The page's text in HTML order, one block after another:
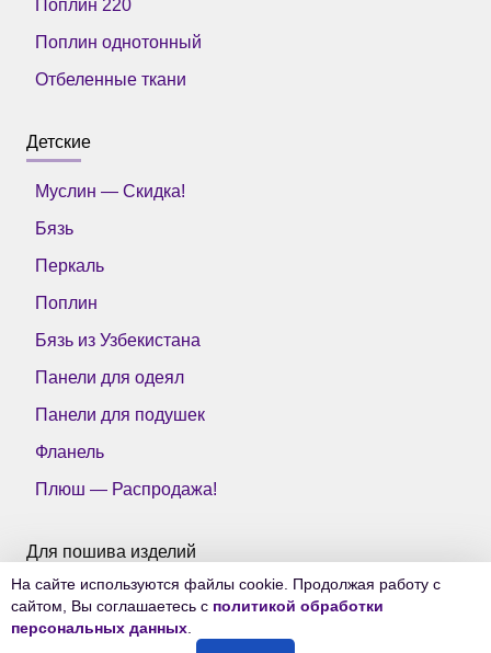
Поплин 220
Поплин однотонный
Отбеленные ткани
Детские
Муслин — Скидка!
Бязь
Перкаль
Поплин
Бязь из Узбекистана
Панели для одеял
Панели для подушек
Фланель
Плюш — Распродажа!
Для пошива изделий
Все ткани Тейково
На сайте используются файлы cookie. Продолжая работу с
сайтом, Вы соглашаетесь с политикой обработки
персональных данных